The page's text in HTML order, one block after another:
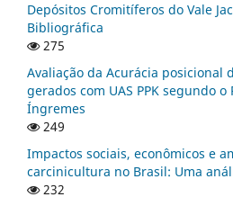
Depósitos Cromitíferos do Vale
Bibliográfica
275
Avaliação da Acurácia posicional
gerados com UAS PPK segundo o
Íngremes
249
Impactos sociais, econômicos e
carcinicultura no Brasil: Uma
232